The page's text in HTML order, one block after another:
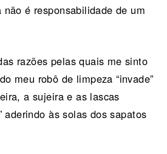
é responsabilidade de um
razões pelas quais me sinto
meu robô de limpeza “invade”
a sujeira e as lascas
aderindo às solas dos sapatos